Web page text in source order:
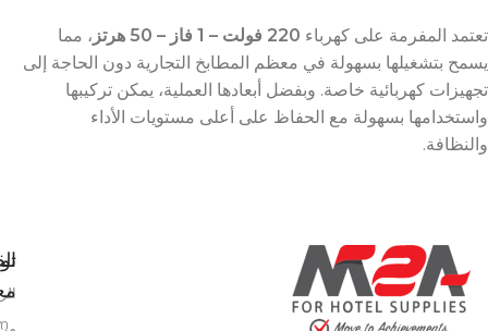
تعتمد المفرمة على كهرباء 220 فولت – 1 فاز – 50 هرتز
، مما
يسمح بتشغيلها بسهولة في معظم المطابخ التجارية دون الحاجة إلى
تجهيزات كهربائية خاصة. وبفضل أبعادها العملية، يمكن تركيبها
واستخدامها بسهولة مع الحفاظ على أعلى مستويات الأداء
والنظافة.